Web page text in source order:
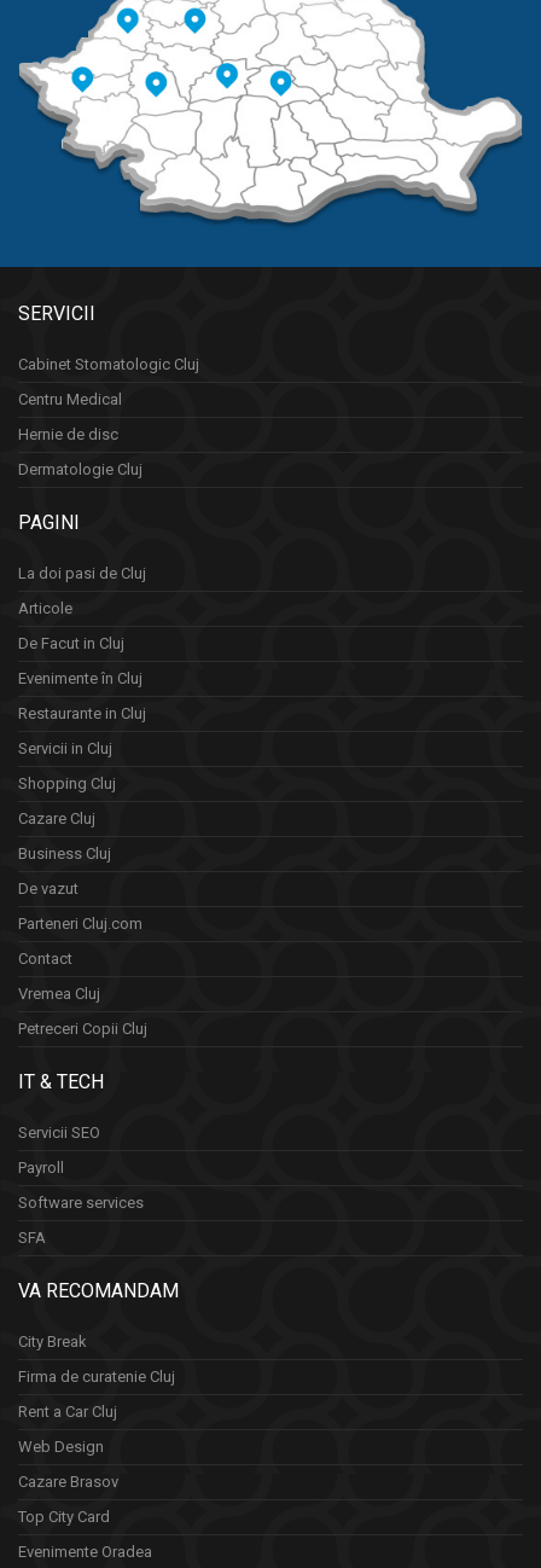
SERVICII
Cabinet Stomatologic Cluj
Centru Medical
Hernie de disc
Dermatologie Cluj
PAGINI
La doi pasi de Cluj
Articole
De Facut in Cluj
Evenimente în Cluj
Restaurante in Cluj
Servicii in Cluj
Shopping Cluj
Cazare Cluj
Business Cluj
De vazut
Parteneri Cluj.com
Contact
Vremea Cluj
Petreceri Copii Cluj
IT & TECH
Servicii SEO
Payroll
Software services
SFA
VA RECOMANDAM
City Break
Firma de curatenie Cluj
Rent a Car Cluj
Web Design
Cazare Brasov
Top City Card
Evenimente Oradea